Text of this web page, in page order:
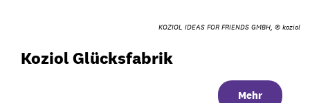
KOZIOL IDEAS FOR FRIENDS GMBH, © koziol
Koziol Glücksfabrik
Mehr